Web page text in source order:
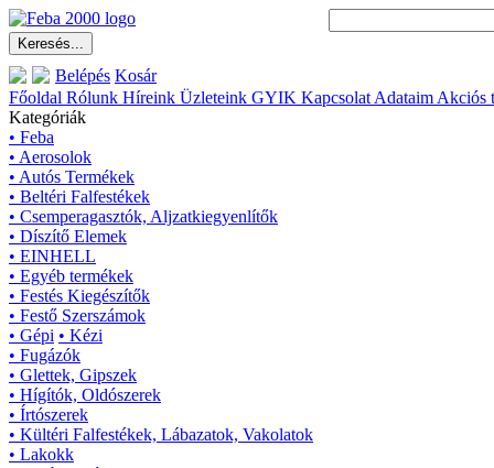
Belépés Kosár
Főoldal Rólunk Híreink Üzleteink GYIK Kapcsolat Adataim Akciós
Kategóriák
• Feba
• Aerosolok
• Autós Termékek
• Beltéri Falfestékek
• Csemperagasztók, Aljzatkiegyenlítők
• Díszítő Elemek
• EINHELL
• Egyéb termékek
• Festés Kiegészítők
• Festő Szerszámok
• Gépi • Kézi
• Fugázók
• Glettek, Gipszek
• Hígítók, Oldószerek
• Írtószerek
• Kültéri Falfestékek, Lábazatok, Vakolatok
• Lakokk